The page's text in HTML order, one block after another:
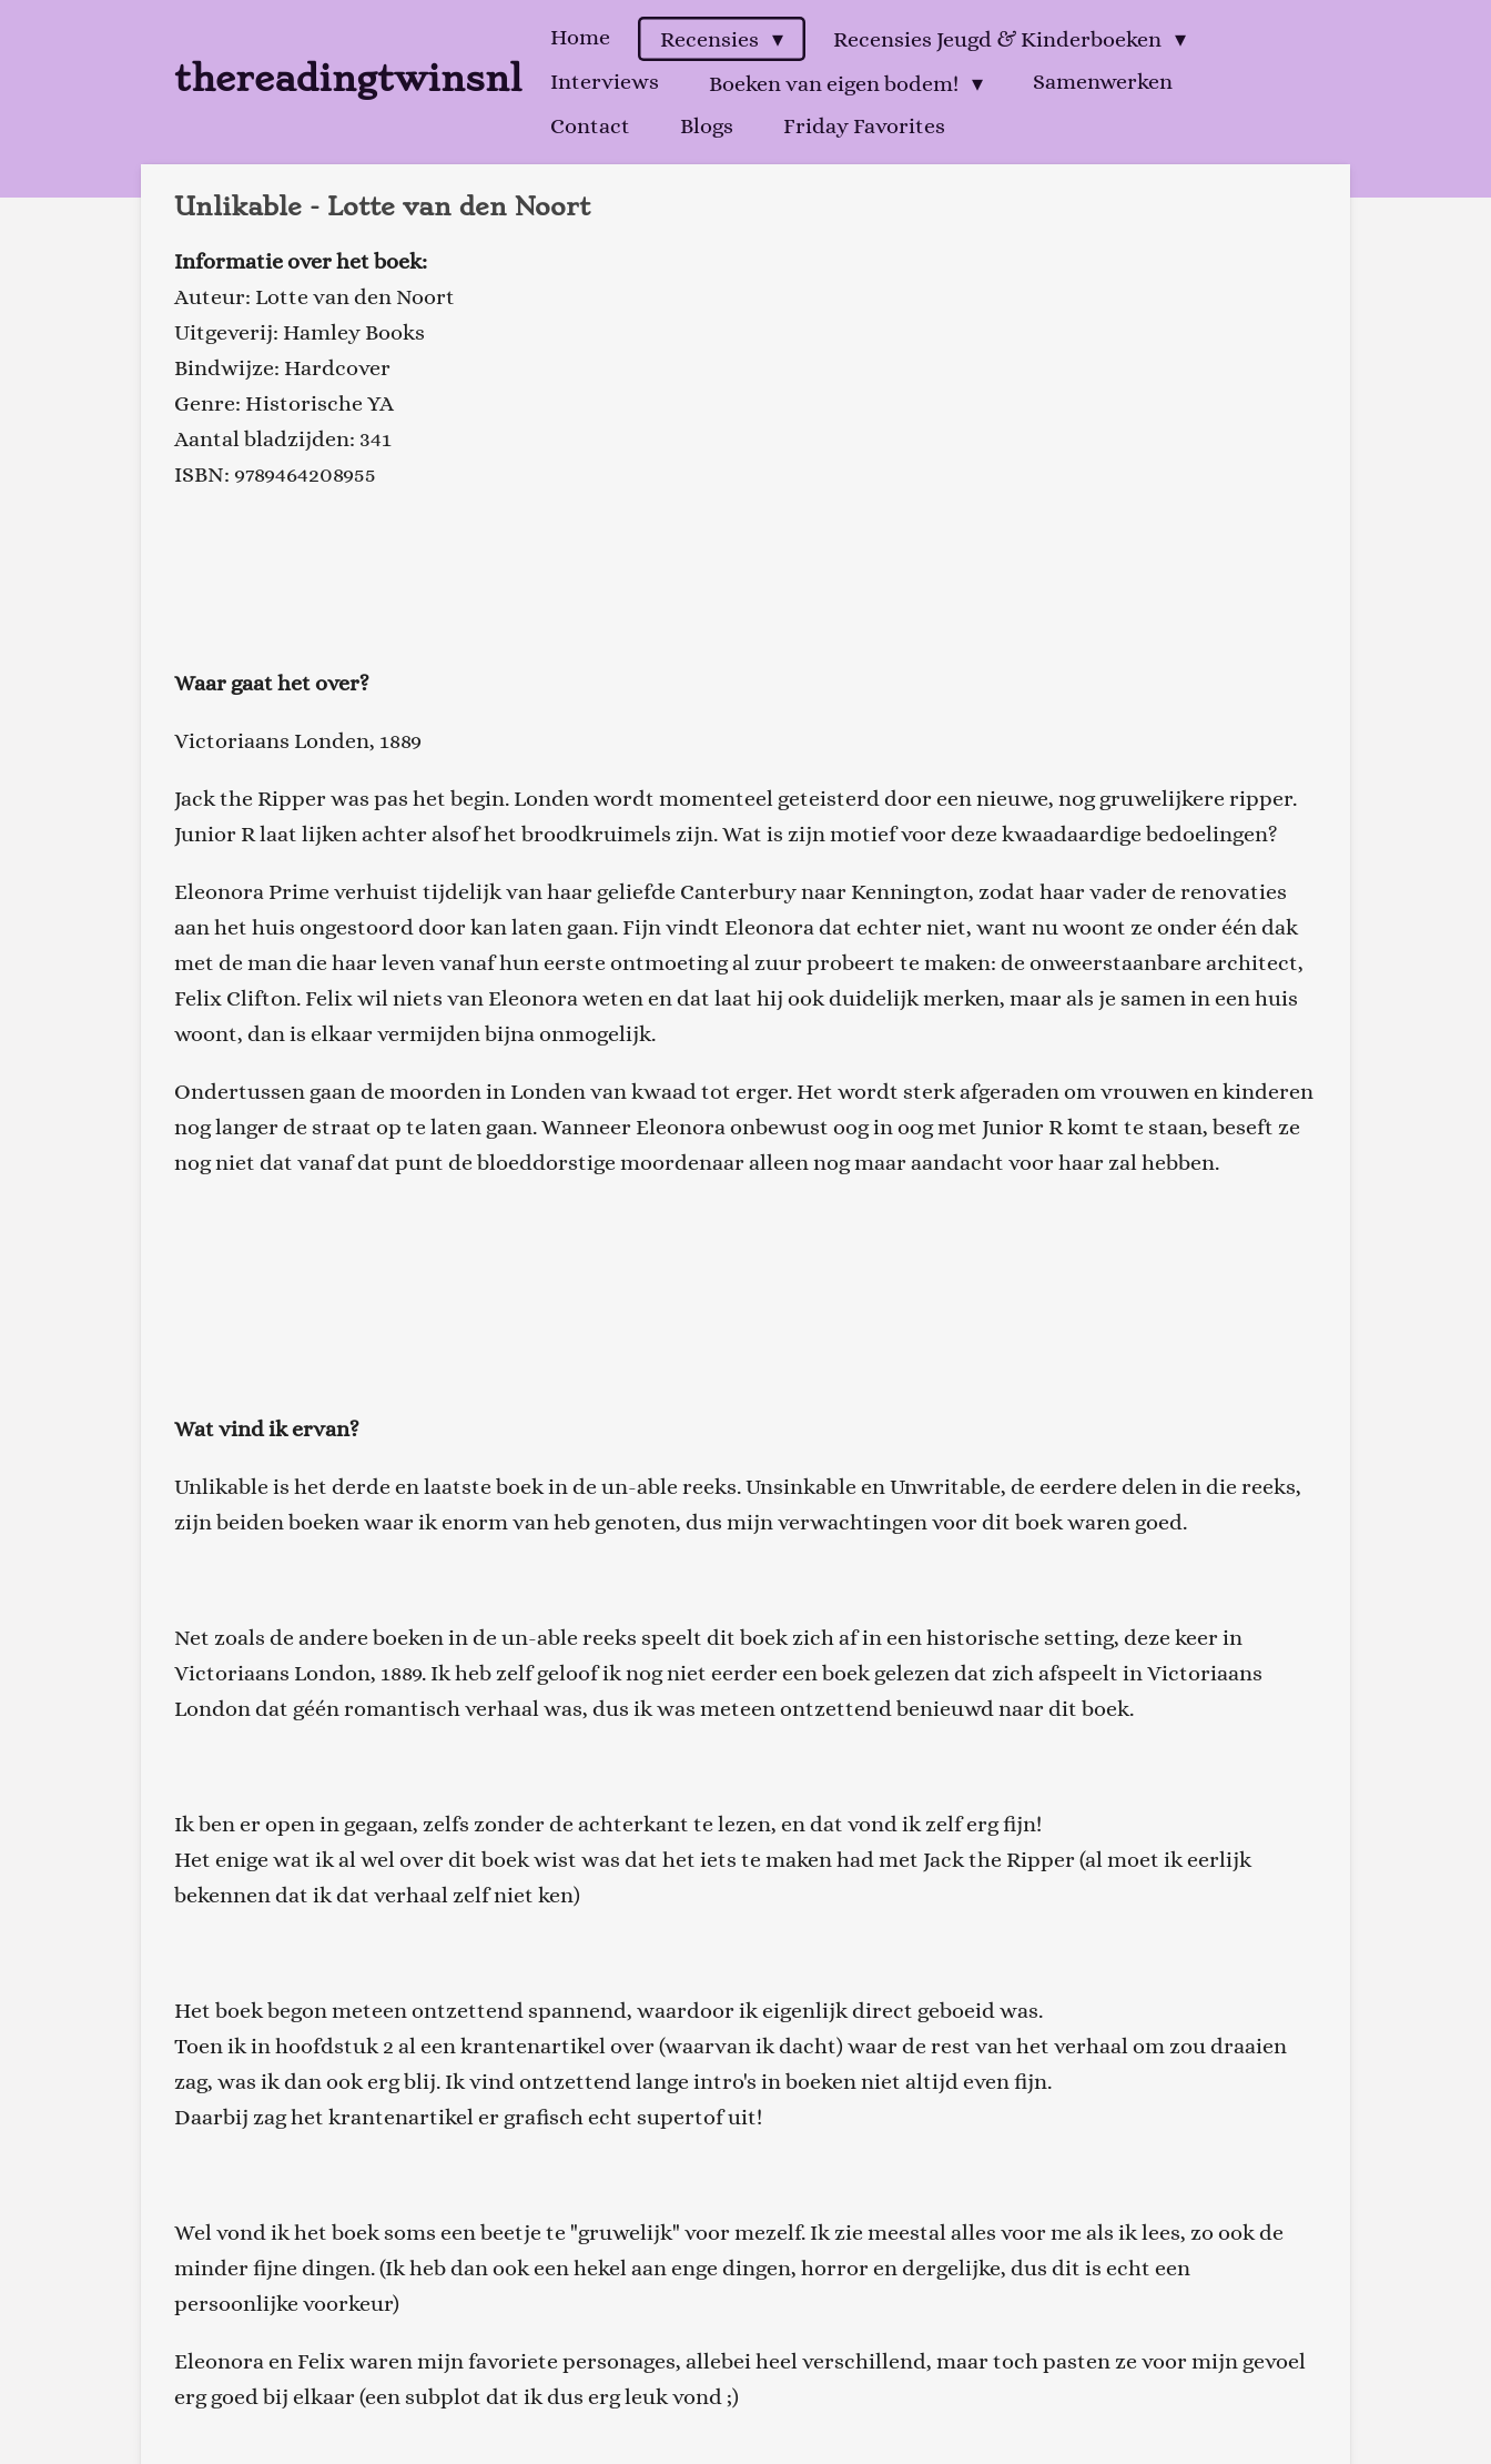
hoofdinhoud
thereadingtwinsnl
Home Recensies
Recensies Jeugd & Kinderboeken
Interviews
Boeken van eigen bodem!
Samenwerken
Contact
Blogs Friday Favorites
Unlikable - Lotte van den Noort
Informatie over het boek:
Auteur: Lotte van den Noort
Uitgeverij: Hamley Books
Bindwijze: Hardcover
Genre: Historische YA
Aantal bladzijden: 341
ISBN: 9789464208955
Waar gaat het over?
Victoriaans Londen, 1889
Jack the Ripper was pas het begin. Londen wordt momenteel geteisterd door een nieuwe, nog gruwelijkere ripper.
Junior R laat lijken achter alsof het broodkruimels zijn. Wat is zijn motief voor deze kwaadaardige bedoelingen?
Eleonora Prime verhuist tijdelijk van haar geliefde Canterbury naar Kennington, zodat haar vader de renovaties
aan het huis ongestoord door kan laten gaan. Fijn vindt Eleonora dat echter niet, want nu woont ze onder één dak
met de man die haar leven vanaf hun eerste ontmoeting al zuur probeert te maken: de onweerstaanbare architect,
Felix Clifton. Felix wil niets van Eleonora weten en dat laat hij ook duidelijk merken, maar als je samen in een huis
woont, dan is elkaar vermijden bijna onmogelijk.
Ondertussen gaan de moorden in Londen van kwaad tot erger. Het wordt sterk afgeraden om vrouwen en kinderen
nog langer de straat op te laten gaan. Wanneer Eleonora onbewust oog in oog met Junior R komt te staan, beseft ze
nog niet dat vanaf dat punt de bloeddorstige moordenaar alleen nog maar aandacht voor haar zal hebben.
Wat vind ik ervan?
Unlikable is het derde en laatste boek in de un-able reeks. Unsinkable en Unwritable, de eerdere delen in die reeks,
zijn beiden boeken waar ik enorm van heb genoten, dus mijn verwachtingen voor dit boek waren goed.
Net zoals de andere boeken in de un-able reeks speelt dit boek zich af in een historische setting, deze keer in
Victoriaans London, 1889. Ik heb zelf geloof ik nog niet eerder een boek gelezen dat zich afspeelt in Victoriaans
London dat géén romantisch verhaal was, dus ik was meteen ontzettend benieuwd naar dit boek.
Ik ben er open in gegaan, zelfs zonder de achterkant te lezen, en dat vond ik zelf erg fijn!
Het enige wat ik al wel over dit boek wist was dat het iets te maken had met Jack the Ripper (al moet ik eerlijk
bekennen dat ik dat verhaal zelf niet ken)
Het boek begon meteen ontzettend spannend, waardoor ik eigenlijk direct geboeid was.
Toen ik in hoofdstuk 2 al een krantenartikel over (waarvan ik dacht) waar de rest van het verhaal om zou draaien
zag, was ik dan ook erg blij. Ik vind ontzettend lange intro's in boeken niet altijd even fijn.
Daarbij zag het krantenartikel er grafisch echt supertof uit!
Wel vond ik het boek soms een beetje te "gruwelijk" voor mezelf. Ik zie meestal alles voor me als ik lees, zo ook de
minder fijne dingen. (Ik heb dan ook een hekel aan enge dingen, horror en dergelijke, dus dit is echt een
persoonlijke voorkeur)
Eleonora en Felix waren mijn favoriete personages, allebei heel verschillend, maar toch pasten ze voor mijn gevoel
erg goed bij elkaar (een subplot dat ik dus erg leuk vond ;)